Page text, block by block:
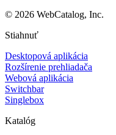
© 2026 WebCatalog, Inc.
Stiahnuť
Desktopová aplikácia
Rozšírenie prehliadača
Webová aplikácia
Switchbar
Singlebox
Katalóg